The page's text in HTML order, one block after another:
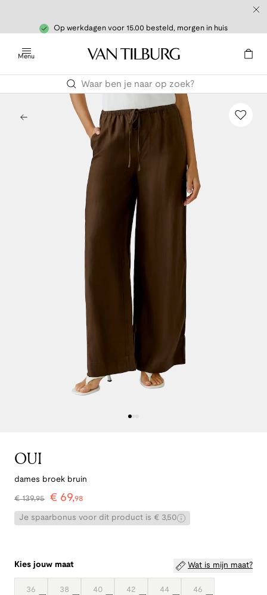
Op werkdagen voor 15.00 besteld, morgen in huis
Menu
OUI
dames broek bruin
€139,95 € 69,98
Je spaarbonus voor dit product is € 3,50
Kies jouw maat Wat is mijn maat?
36 38 40 42 44 46